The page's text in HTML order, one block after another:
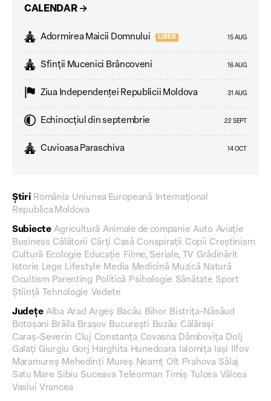
CALENDAR →
Adormirea Maicii Domnului LIBER 15 AUG
Sfinții Mucenici Brâncoveni 16 AUG
Ziua Independenţei Republicii Moldova 31 AUG
Echinocțiul din septembrie 22 SEPT
Cuvioasa Paraschiva 14 OCT
Știri România Uniunea Europeană Internațional
Republica Moldova
Subiecte Agricultură Animale de companie Auto Aviație
Business Călătorii Cărți Casă Conspirații Copii Creștinism
Cultură Ecologie Educație Filme, Seriale, TV Grădinărit
Istorie Lege Lifestyle Media Medicină Muzică Natură
Ocultism Parenting Politică Psihologie Sănătate Sport
Știință
Tehnologie Vedete
Județe Alba Arad Argeș Bacău Bihor Bistrița-Năsăud
Botoșani Brăila Brașov București Buzău Călărași
Caraș-Severin Cluj Constanța Covasna Dâmbovița Dolj
Galați Giurgiu Gorj Harghita Hunedoara Ialomița Iași Ilfov
Maramureș Mehedinți Mureș Neamț Olt Prahova Sălaj
Satu Mare Sibiu Suceava Teleorman Timiș Tulcea Vâlcea
Vaslui Vrancea